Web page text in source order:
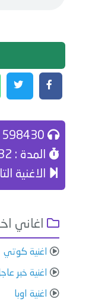
المدة : 02:32
الاغنية
اغاني
اغنية كوتي
اغنية خبر
اغنية اوبا